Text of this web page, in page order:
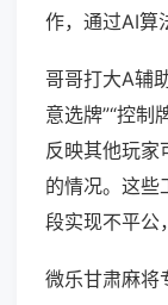
作，通过AI算
哥哥打大A辅
意选牌”“控制
反映其他玩家
的情况。这些
段实现不平公
微乐甘肃麻将